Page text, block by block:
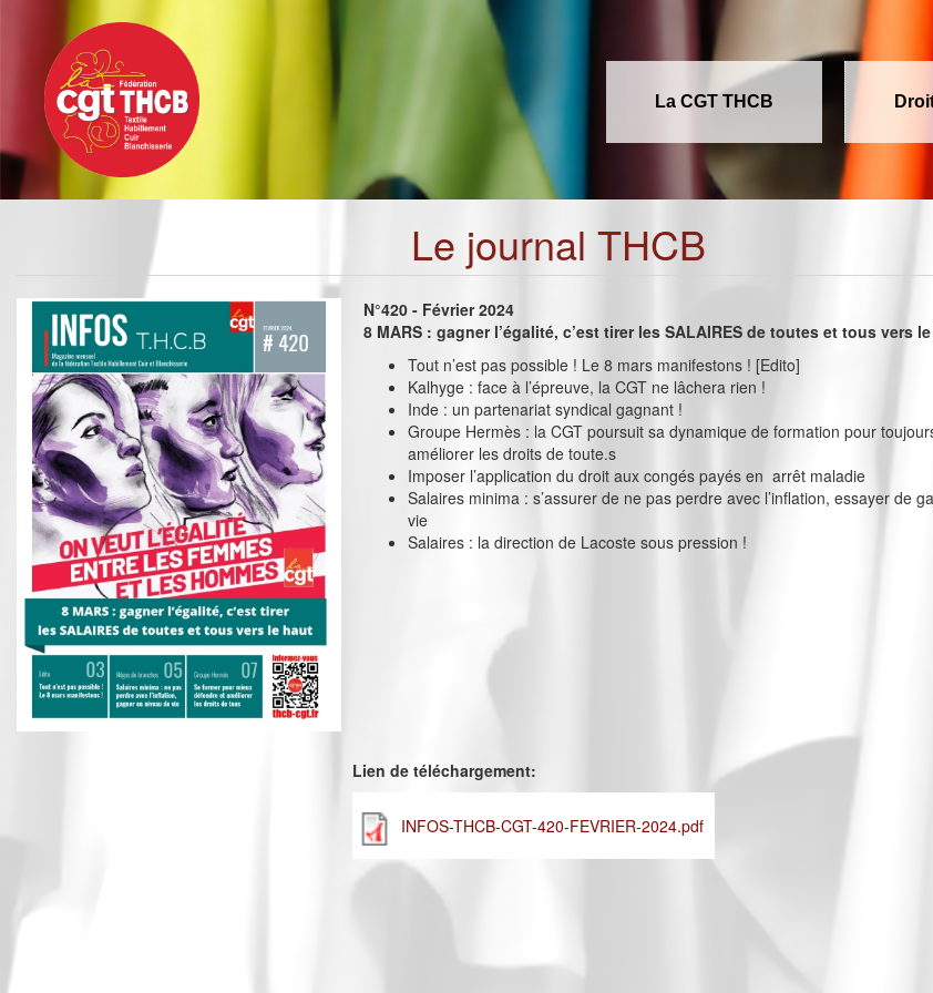
contenu
principal
La CGT THCB
Le journal THCB
N°420 - Février 2024
8 MARS : gagner l’égalité, c’est tirer les SALAIRES de toutes et tous vers
Tout n’est pas possible ! Le 8 mars manifestons ! [Edito]
Kalhyge : face à l’épreuve, la CGT ne lâchera rien !
Inde : un partenariat syndical gagnant !
Groupe Hermès : la CGT poursuit sa dynamique de formation pour
améliorer les droits de toute.s
Imposer l’application du droit aux congés payés en arrêt maladie
Salaires minima : s’assurer de ne pas perdre avec l’inflation, essayer de
vie
Salaires : la direction de Lacoste sous pression !
Lien de téléchargement:
INFOS-THCB-CGT-420-FEVRIER-2024.pdf